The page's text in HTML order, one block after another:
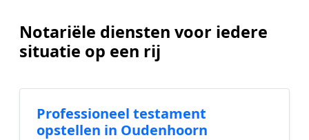
Notariële diensten voor iedere
situatie op een rij
Professioneel testament
opstellen in Oudenhoorn